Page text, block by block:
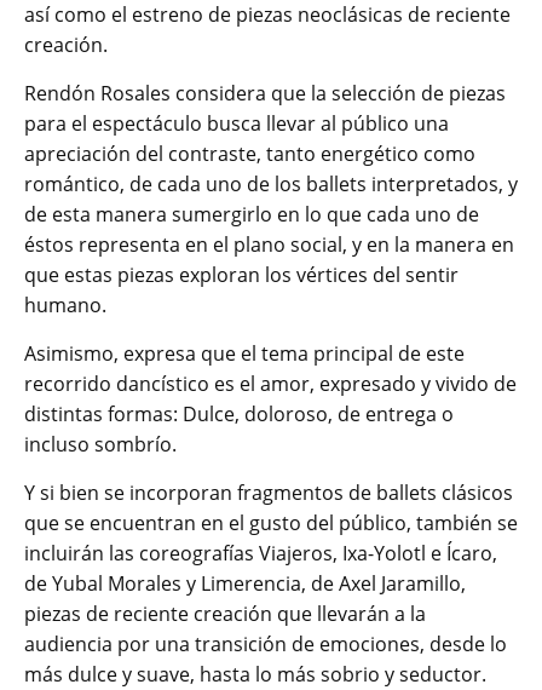
así como el estreno de piezas neoclásicas de reciente
creación.
Rendón Rosales considera que la selección de piezas
para el espectáculo busca llevar al público una
apreciación del contraste, tanto energético como
romántico, de cada uno de los ballets interpretados, y
de esta manera sumergirlo en lo que cada uno de
éstos representa en el plano social, y en la manera en
que estas piezas exploran los vértices del sentir
humano.
Asimismo, expresa que el tema principal de este
recorrido dancístico es el amor, expresado y vivido de
distintas formas: Dulce, doloroso, de entrega o
incluso sombrío.
Y si bien se incorporan fragmentos de ballets clásicos
que se encuentran en el gusto del público, también se
incluirán las coreografías Viajeros, Ixa-Yolotl e Ícaro,
de Yubal Morales y Limerencia, de Axel Jaramillo,
piezas de reciente creación que llevarán a la
audiencia por una transición de emociones, desde lo
más dulce y suave, hasta lo más sobrio y seductor.